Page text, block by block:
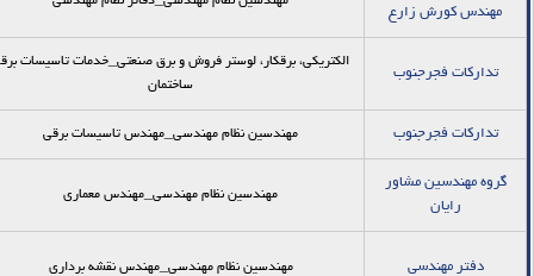
مهندس کورش زارع
تدارکات فجرجنوب
الکتریکی، برقکار، لوستر فروش و برق صنعتی_خدمات تاسيسات
ساختمان
تدارکات فجرجنوب مهندسین نظام مهندسی_مهندس تاسیسات برقی
گروه مهندسین مشاور
رایان
مهندسین نظام مهندسی_مهندس معماری
دفتر مهندسی مهندسین نظام مهندسی_مهندس نقشه برداری